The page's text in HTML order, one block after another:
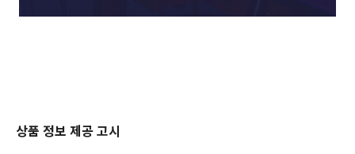
상품 정보 제공 고시